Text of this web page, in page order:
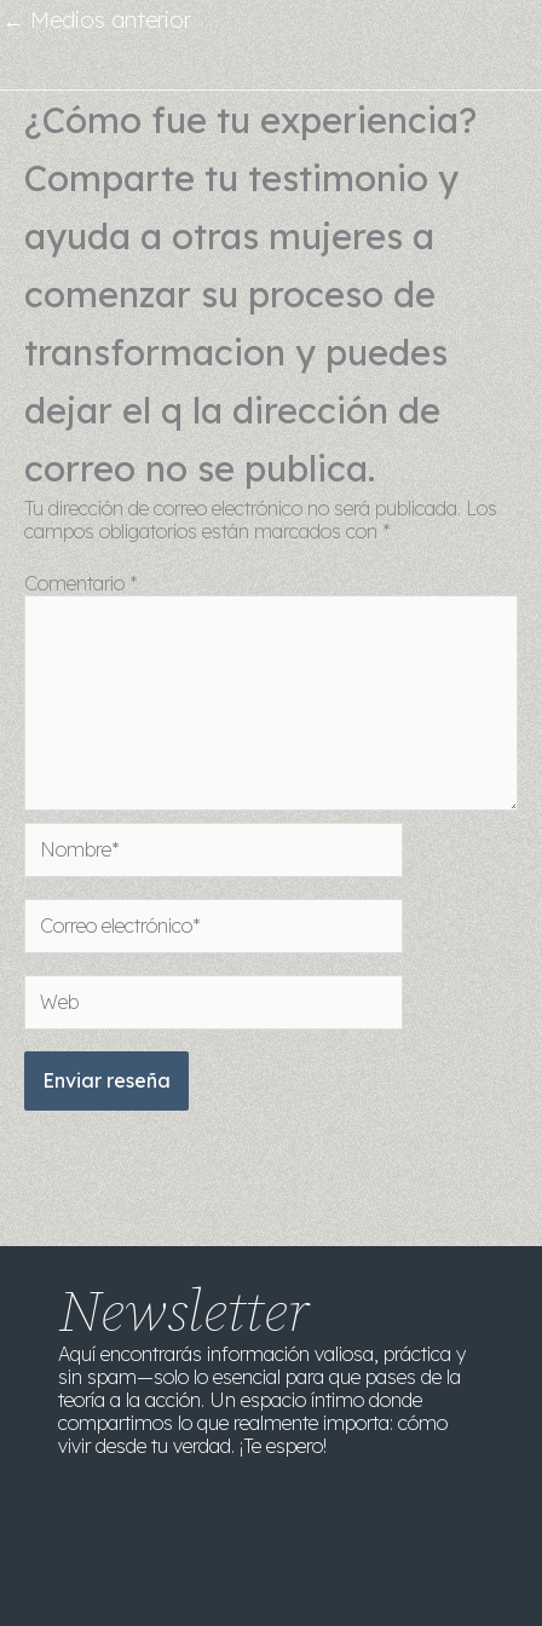
← Medios anterior
¿Cómo fue tu experiencia?
Comparte tu testimonio y
ayuda a otras mujeres a
comenzar su proceso de
transformacion y puedes
dejar el q la dirección de
correo no se publica.
Tu dirección de correo electrónico no será publicada. Los
campos obligatorios están marcados con *
Comentario *
Nombre*
Correo
electrónico*
Web
Newsletter
Aquí encontrarás información valiosa, práctica y
sin spam—solo lo esencial para que pases de la
teoría a la acción. Un espacio íntimo donde
compartimos lo que realmente importa: cómo
vivir desde tu verdad. ¡Te espero!